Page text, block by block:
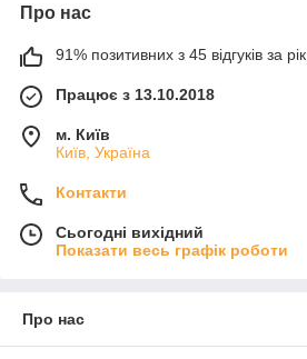
Про нас
91% позитивних з 45 відгуків за рік
Працює з 13.10.2018
м. Київ
Київ, Україна
Контакти
Сьогодні вихідний
Показати весь графік роботи
Про нас